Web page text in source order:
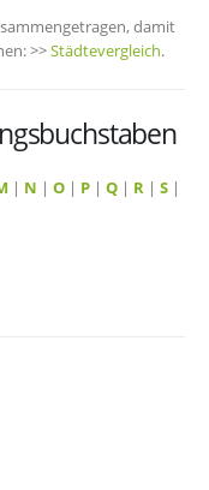
damit
>>Städtevergleich.
| N | O | P | Q | R | S |